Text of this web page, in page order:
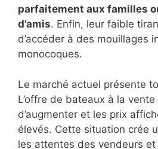
parfaitement aux familles
d’amis. Enfin, leur faible
d’accéder à des mouillages
monocoques.
Le marché actuel présente
L’offre de bateaux à la
d’augmenter et les prix
élevés. Cette situation crée
les attentes des vendeurs